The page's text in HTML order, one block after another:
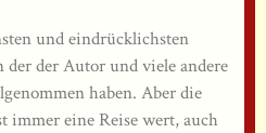
und eindrücklichsten
der der Autor und viele andere
haben. Aber die
immer eine Reise wert, auch